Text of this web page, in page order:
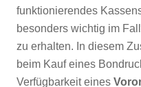
funktionierendes
besonders wichtig im
zu erhalten. In diesem
beim Kauf eines
Verfügbarkeit eines